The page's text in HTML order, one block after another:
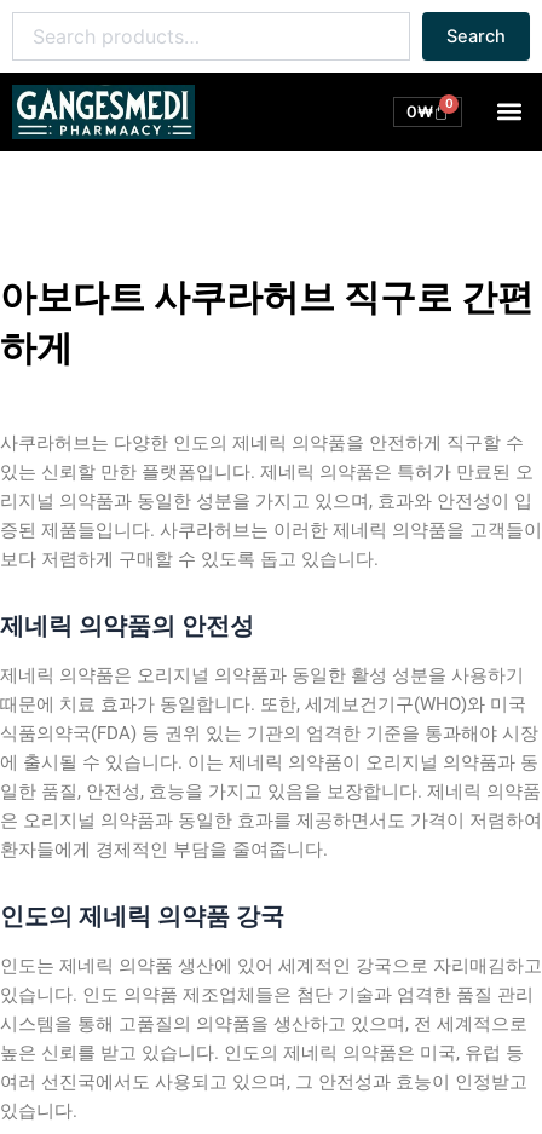
콘
츠
너
for:
Search
0₩ 0
Cart
아보다트 사쿠라허브 직구로 간편
하게
사쿠라허브는 다양한 인도의 제네릭 의약품을 안전하게 직구할 수
있는 신뢰할 만한 플랫폼입니다. 제네릭 의약품은 특허가 만료된 오
리지널 의약품과 동일한 성분을 가지고 있으며, 효과와 안전성이 입
증된 제품들입니다. 사쿠라허브는 이러한 제네릭 의약품을 고객들이
보다 저렴하게 구매할 수 있도록 돕고 있습니다.
제네릭 의약품의 안전성
제네릭 의약품은 오리지널 의약품과 동일한 활성 성분을 사용하기
때문에 치료 효과가 동일합니다. 또한, 세계보건기구(WHO)와 미국
식품의약국(FDA) 등 권위 있는 기관의 엄격한 기준을 통과해야 시장
에 출시될 수 있습니다. 이는 제네릭 의약품이 오리지널 의약품과 동
일한 품질, 안전성, 효능을 가지고 있음을 보장합니다. 제네릭 의약품
은 오리지널 의약품과 동일한 효과를 제공하면서도 가격이 저렴하여
환자들에게 경제적인 부담을 줄여줍니다.
인도의 제네릭 의약품 강국
인도는 제네릭 의약품 생산에 있어 세계적인 강국으로 자리매김하고
있습니다. 인도 의약품 제조업체들은 첨단 기술과 엄격한 품질 관리
시스템을 통해 고품질의 의약품을 생산하고 있으며, 전 세계적으로
높은 신뢰를 받고 있습니다. 인도의 제네릭 의약품은 미국, 유럽 등
여러 선진국에서도 사용되고 있으며, 그 안전성과 효능이 인정받고
있습니다.